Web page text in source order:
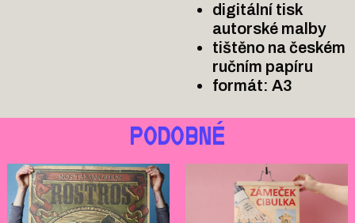
digitální tisk
autorské malby
tištěno na českém
ručním papíru
formát: A3
PODOBNÉ